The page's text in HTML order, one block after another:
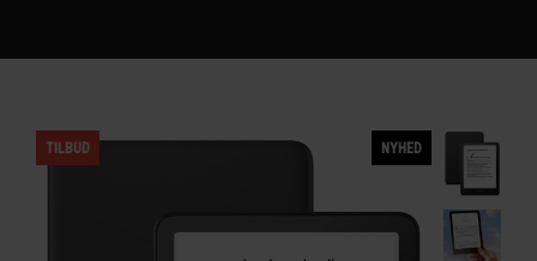
TILBUD NYHED